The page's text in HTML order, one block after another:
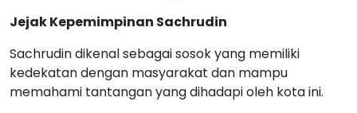
Jejak Kepemimpinan Sachrudin
Sachrudin dikenal sebagai sosok yang memiliki
kedekatan dengan masyarakat dan mampu
memahami tantangan yang dihadapi oleh kota ini.